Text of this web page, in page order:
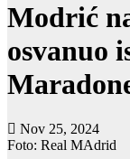
Modrić
osvanuo
Nov 25, 2024
Foto: Real MAdrid